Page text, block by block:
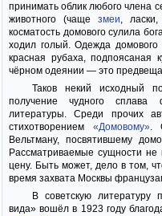
принимать облик любого члена
животного (чаще змеи, ласки,
косматость домового сулила
ходил голый. Одежда
красная рубаха, подпоясаная
чёрном одеянии — это
Таков некий исходный
получение чудного сплава
литературы. Среди прочих
стихотворением «Домовому».
Вельтману, посвятившему
Рассматриваемые сущности
цену. Быть может, дело в том,
время захвата Москвы
В советскую литературу
вида» вошёл в 1923 году